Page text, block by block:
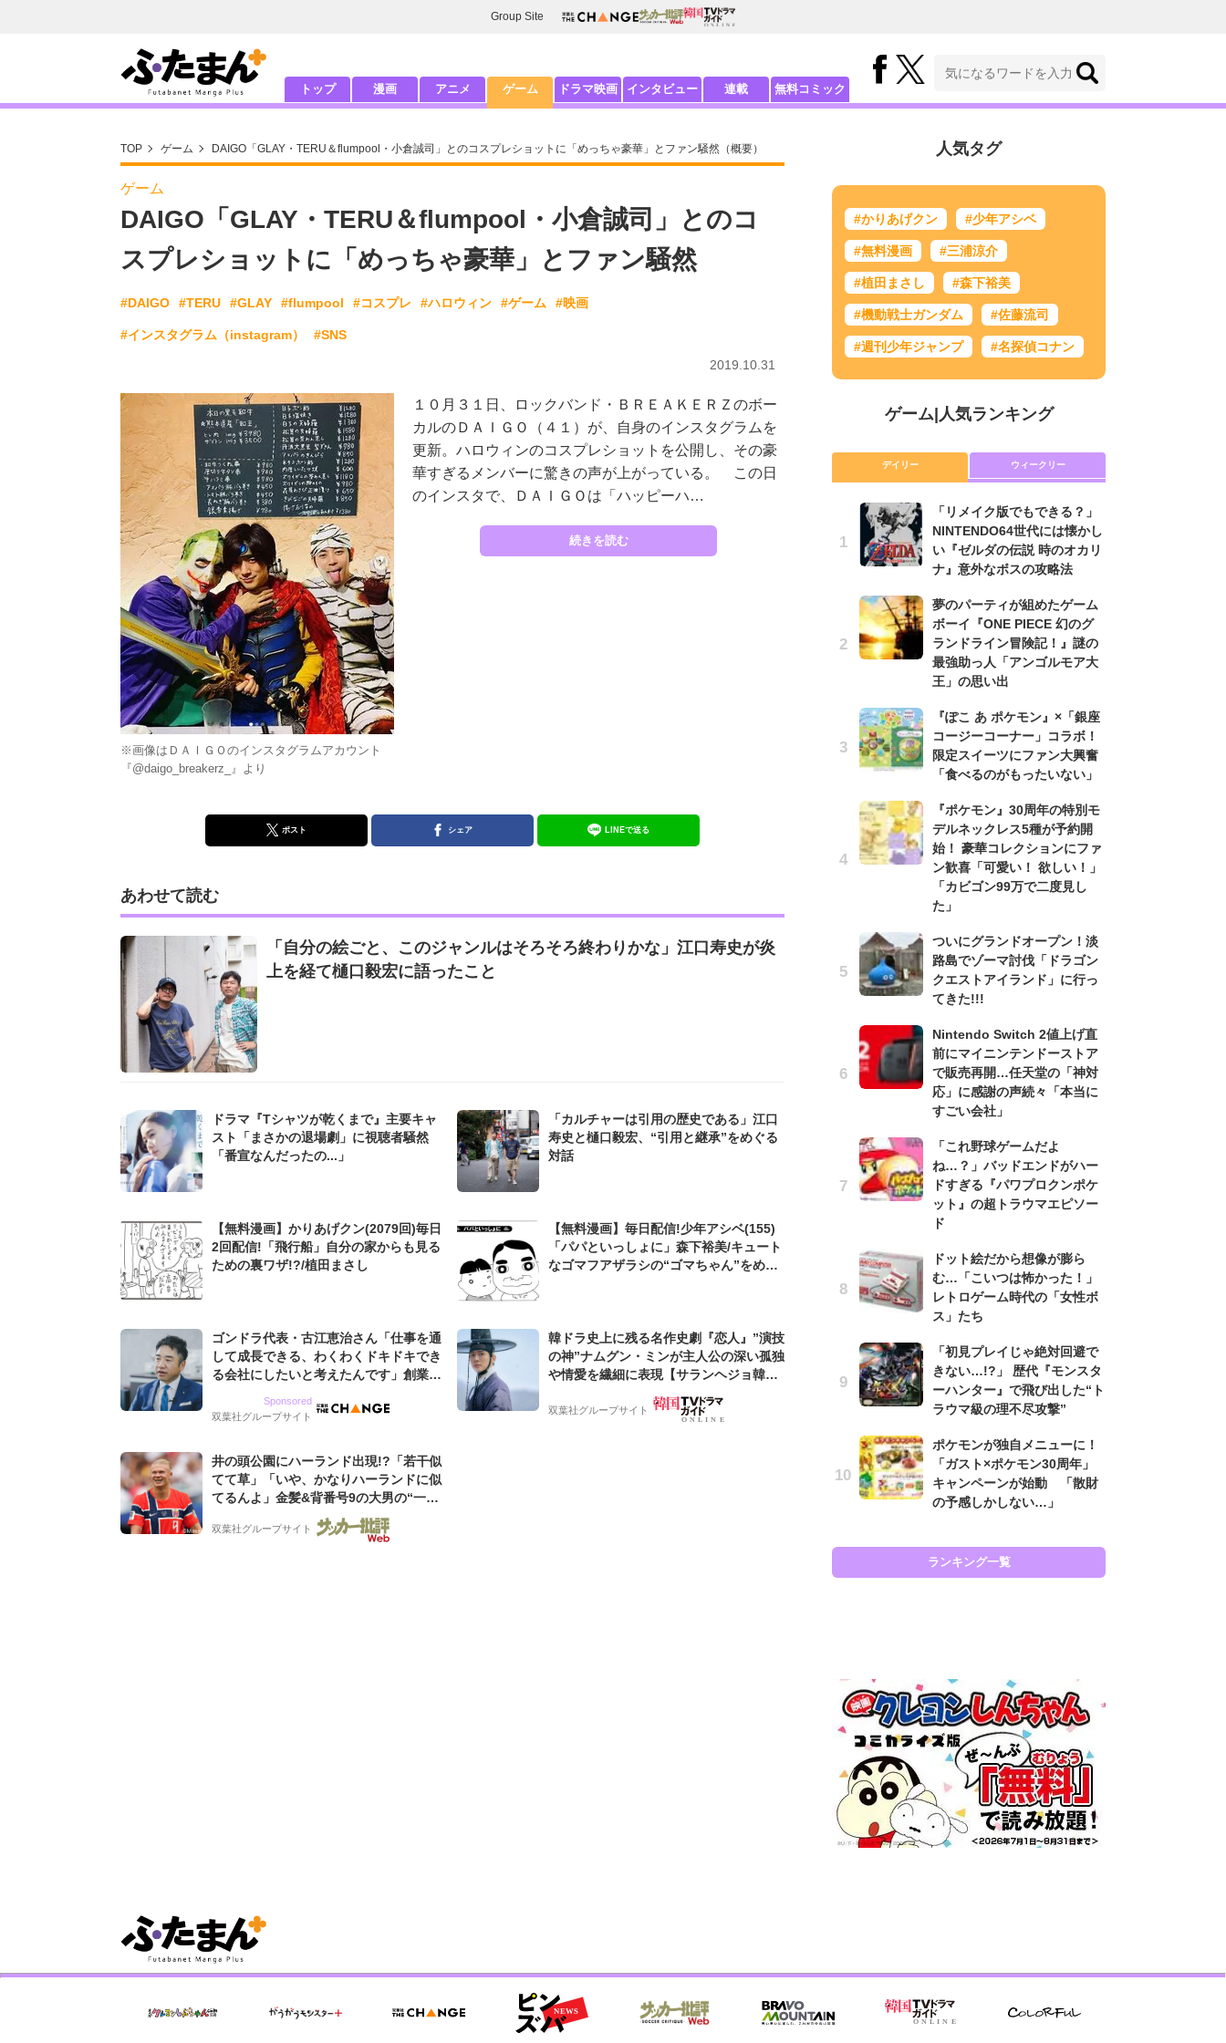
Group Site
トップ 漫画 アニメ ゲーム ドラマ映画 インタビュー 連載 無料コミック
TOP ゲーム DAIGO「GLAY・TERU＆flumpool・小倉誠司」とのコスプレショットに「めっちゃ豪華」とファン騒然（概要）
ゲーム
DAIGO「GLAY・TERU＆flumpool・小倉誠司」とのコ
スプレショットに「めっちゃ豪華」とファン騒然
#DAIGO #TERU #GLAY #flumpool #コスプレ #ハロウィン #ゲーム #映画
#インスタグラム（instagram） #SNS
2019.10.31
※画像はＤＡＩＧＯのインスタグラムアカウント
『@daigo_breakerz_』より
１０月３１日、ロックバンド・ＢＲＥＡＫＥＲＺのボー
カルのＤＡＩＧＯ（４１）が、自身のインスタグラムを
更新。ハロウィンのコスプレショットを公開し、その豪
華すぎるメンバーに驚きの声が上がっている。 この日
のインスタで、ＤＡＩＧＯは「ハッピーハ…
続きを読む
ポスト シェア LINEで送る
あわせて読む
「自分の絵ごと、このジャンルはそろそろ終わりかな」江口寿史が炎
上を経て樋口毅宏に語ったこと
ドラマ『Tシャツが乾くまで』主要キャ
スト「まさかの退場劇」に視聴者騒然
「番宣なんだったの...」
「カルチャーは引用の歴史である」江口
寿史と樋口毅宏、“引用と継承”をめぐる
対話
【無料漫画】かりあげクン(2079回)毎日
2回配信!「飛行船」自分の家からも見る
ための裏ワザ!?/植田まさし
【無料漫画】毎日配信!少年アシベ(155)
「パパといっしょに」森下裕美/キュート
なゴマフアザラシの“ゴマちゃん”をめぐ
ゴンドラ代表・古江恵治さん「仕事を通
して成長できる、わくわくドキドキでき
る会社にしたいと考えたんです」創業来
グ会社のアイデンティティ
Sponsored
双葉社グループサイト
韓ドラ史上に残る名作史劇『恋人』”演技
の神”ナムグン・ミンが主人公の深い孤独
や情愛を繊細に表現【サランヘジョ韓ド
双葉社グループサイト
井の頭公園にハーランド出現!?「若干似
てて草」「いや、かなりハーランドに似
てるんよ」金髪&背番号9の大男の“一人
バイキング・ロー”映像が話題!「元気を
もらった」
双葉社グループサイト
人気タグ
#かりあげクン #少年アシベ
#無料漫画 #三浦涼介
#植田まさし #森下裕美
#機動戦士ガンダム #佐藤流司
#週刊少年ジャンプ #名探偵コナン
ゲーム| 人気ランキング
デイリー ウィークリー
「リメイク版でもできる？」
NINTENDO64世代には懐かし
い『ゼルダの伝説 時のオカリ
ナ』意外なボスの攻略法
夢のパーティが組めたゲーム
ボーイ『ONE PIECE 幻のグ
ランドライン冒険記！』謎の
最強助っ人「アンゴルモア大
王」の思い出
『ぽこ あ ポケモン』×「銀座
コージーコーナー」コラボ！
限定スイーツにファン大興奮
「食べるのがもったいない」
『ポケモン』30周年の特別モ
デルネックレス5種が予約開
始！ 豪華コレクションにファ
ン歓喜「可愛い！ 欲しい！」
「カビゴン99万で二度見し
た」
ついにグランドオープン！淡
路島でゾーマ討伐「ドラゴン
クエストアイランド」に行っ
てきた!!!
Nintendo Switch 2値上げ直
前にマイニンテンドーストア
で販売再開…任天堂の「神対
応」に感謝の声続々「本当に
すごい会社」
「これ野球ゲームだよ
ね…？」バッドエンドがハー
ドすぎる『パワプロクンポケ
ット』の超トラウマエピソー
ド
ドット絵だから想像が膨ら
む…「こいつは怖かった！」
レトロゲーム時代の「女性ボ
ス」たち
「初見プレイじゃ絶対回避で
きない…!?」 歴代『モンスタ
ーハンター』で飛び出した“ト
ラウマ級の理不尽攻撃”
ポケモンが独自メニューに！
「ガスト×ポケモン30周年」
キャンペーンが始動 「散財
の予感しかしない…」
ランキング一覧